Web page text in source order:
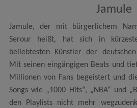
Jamule
Jamule, der mit bürgerlichem
Serour heißt, hat sich in
beliebtesten Künstler der
Mit seinen eingängigen Beats und
Millionen von Fans begeistert und
Songs wie „1000 Hits“, „NBA“ und
den Playlists nicht mehr